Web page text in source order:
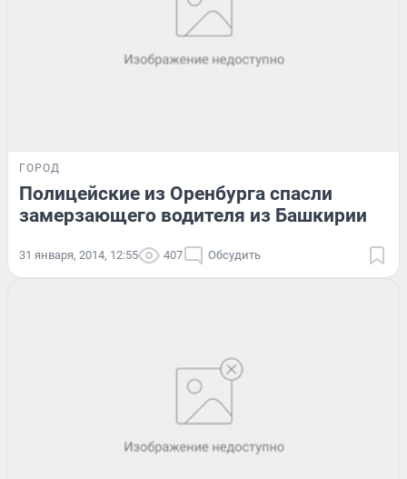
ГОРОД
Полицейские из Оренбурга спасли
замерзающего водителя из Башкирии
31 января, 2014, 12:55 407 Обсудить